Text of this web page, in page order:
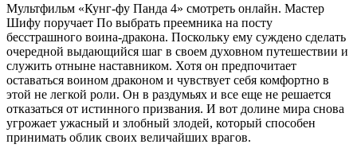
Мультфильм «Кунг-фу Панда 4» смотреть онлайн. Мастер
Шифу поручает По выбрать преемника на посту
бесстрашного воина-дракона. Поскольку ему суждено сделать
очередной выдающийся шаг в своем духовном путешествии и
служить отныне наставником. Хотя он предпочитает
оставаться воином драконом и чувствует себя комфортно в
этой не легкой роли. Он в раздумьях и все еще не решается
отказаться от истинного призвания. И вот долине мира снова
угрожает ужасный и злобный злодей, который способен
принимать облик своих величайших врагов.